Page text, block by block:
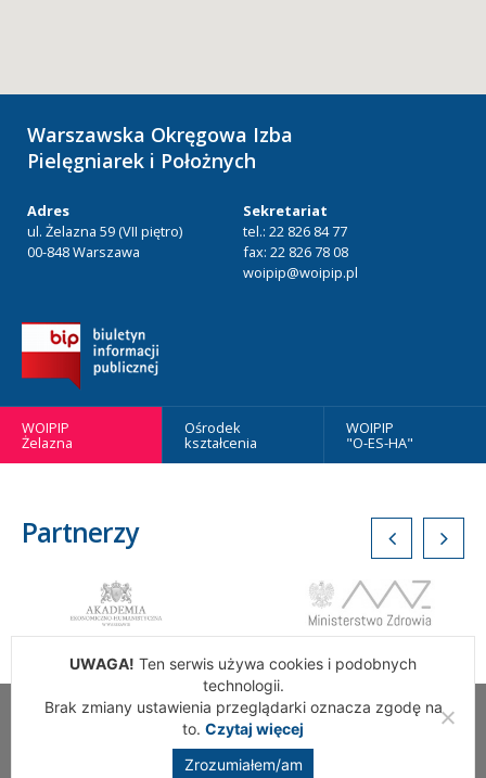
Warszawska Okręgowa Izba
Pielęgniarek i Położnych
Adres
ul. Żelazna 59 (VII piętro)
00-848 Warszawa
Sekretariat
tel.: 22 826 84 77
fax: 22 826 78 08
woipip@woipip.pl
WOIPIP
Żelazna
Ośrodek
kształcenia
WOIPIP
"O-ES-HA"
Partnerzy
Wszelkie Prawa Zastrzeżone. Warszawska Okręgowa Izba
Pielęgniarek i Położnych
addslashes.pl
UWAGA! Ten serwis używa cookies i podobnych
technologii.
Brak zmiany ustawienia przeglądarki oznacza zgodę na
to. Czytaj więcej
Zrozumiałem/am